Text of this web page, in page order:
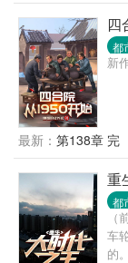
四
都
新
最新： 第138章 完
重
都
车
的。